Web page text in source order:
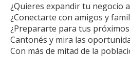
¿Quieres expandir tu negocio
¿Conectarte con amigos y
¿Prepararte para tus próximos
Cantonés y mira las
Con más de mitad de la